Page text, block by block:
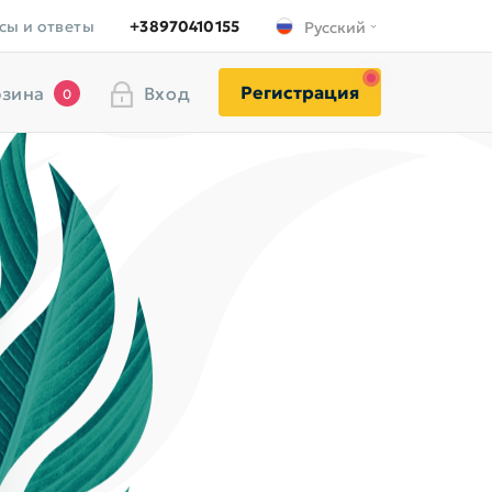
и ответы +38970410155 Русский
0 Вход Регистрация